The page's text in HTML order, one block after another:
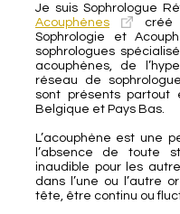
Je suis Sophrologue
Acouphènes
créé
Sophrologie et
sophrologues
acouphènes, de
réseau de
sont présents partout
Belgique et Pays Bas.
L’acouphène est une
l’absence de toute
inaudible pour les
dans l’une ou l’autre
tête, être continu ou